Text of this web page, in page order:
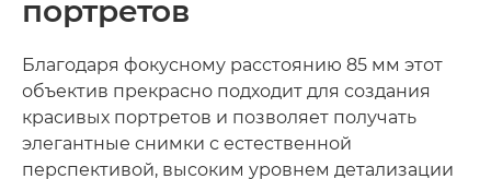
портретов
Благодаря фокусному расстоянию 85 мм этот
объектив прекрасно подходит для создания
красивых портретов и позволяет получать
элегантные снимки с естественной
перспективой, высоким уровнем детализации